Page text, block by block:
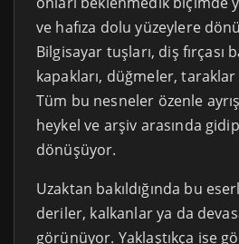
ve hafıza dolu yüzeylere
Bilgisayar tuşları, diş fırçası
kapakları, düğmeler,
Tüm bu nesneler özenle
heykel ve arşiv arasında
dönüşüyor.
Uzaktan bakıldığında bu
deriler, kalkanlar ya da
görünüyor. Yaklaştıkça ise